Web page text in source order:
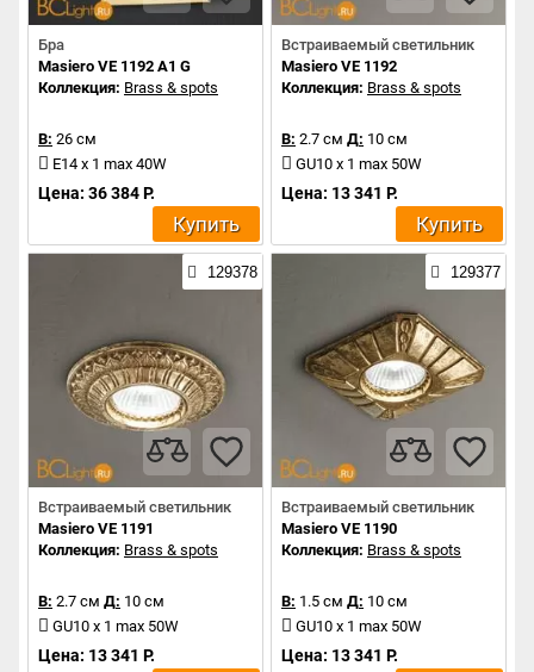
Бра
Masiero VE 1192 A1 G
Коллекция: Brass & spots
В: 26 см
E14 x 1 max 40W
Цена: 36 384 Р.
Купить
Встраиваемый светильник
Masiero VE 1192
Коллекция: Brass & spots
В: 2.7 см Д: 10 см
GU10 x 1 max 50W
Цена: 13 341 Р.
Купить
129378
Встраиваемый светильник
Masiero VE 1191
Коллекция: Brass & spots
В: 2.7 см Д: 10 см
GU10 x 1 max 50W
Цена: 13 341 Р.
129377
Встраиваемый светильник
Masiero VE 1190
Коллекция: Brass & spots
В: 1.5 см Д: 10 см
GU10 x 1 max 50W
Цена: 13 341 Р.